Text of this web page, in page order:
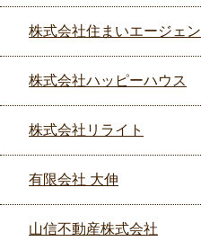
株式会社住まいエージェン
株式会社ハッピーハウス
株式会社リライト
有限会社 大伸
山信不動産株式会社